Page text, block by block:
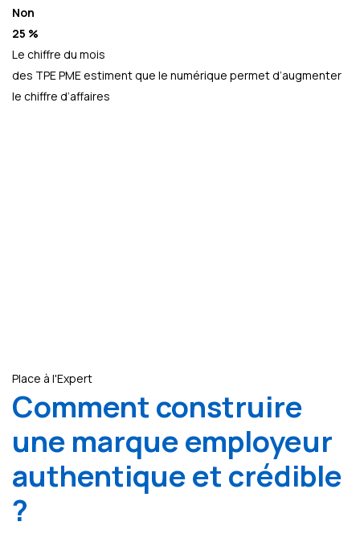
Non
25 %
Le chiffre du mois
des TPE PME estiment que le numérique permet d’augmenter
le chiffre d’affaires
Place à l'Expert
Comment construire
une marque employeur
authentique et crédible
?